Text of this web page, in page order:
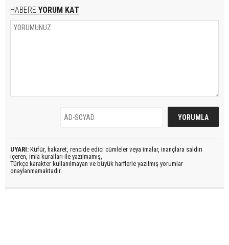
HABERE YORUM KAT
UYARI: Küfür, hakaret, rencide edici cümleler veya imalar, inançlara saldırı
içeren, imla kuralları ile yazılmamış,
Türkçe karakter kullanılmayan ve büyük harflerle yazılmış yorumlar
onaylanmamaktadır.